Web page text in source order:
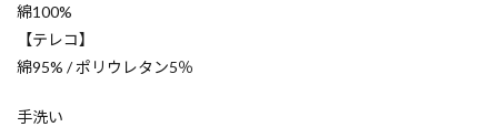
綿100%
【テレコ】
綿95% / ポリウレタン5％
手洗い